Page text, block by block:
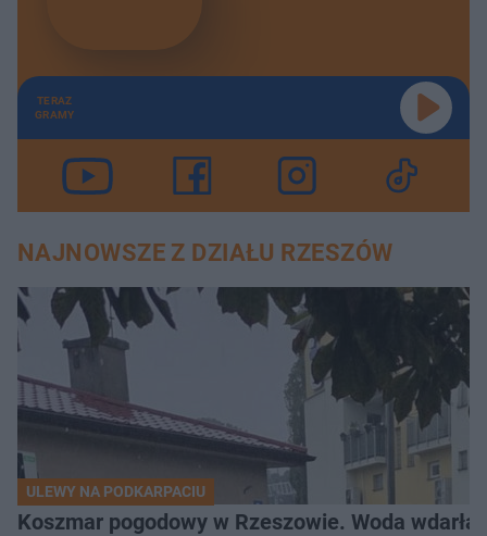
TERAZ
GRAMY
NAJNOWSZE Z DZIAŁU RZESZÓW
ULEWY NA PODKARPACIU
Koszmar pogodowy w Rzeszowie. Woda